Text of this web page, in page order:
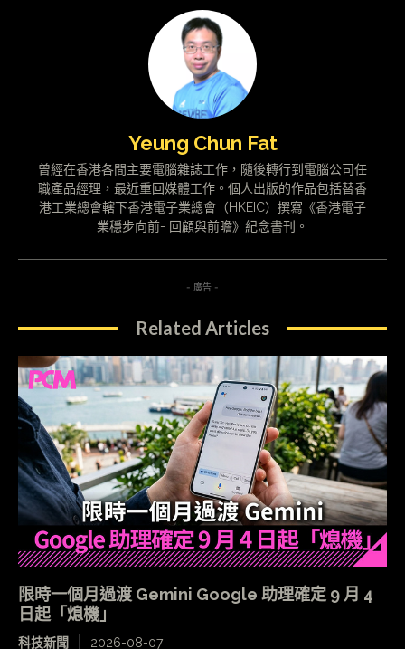
Yeung Chun Fat
曾經在香港各間主要電腦雜誌工作，隨後轉行到電腦公司任
職產品經理，最近重回媒體工作。個人出版的作品包括替香
港工業總會轄下香港電子業總會（HKEIC）撰寫《香港電子
業穩步向前- 回顧與前瞻》紀念書刊。
- 廣告 -
Related Articles
限時一個月過渡 Gemini Google 助理確定 9 月 4
日起「熄機」
科技新聞 2026-08-07